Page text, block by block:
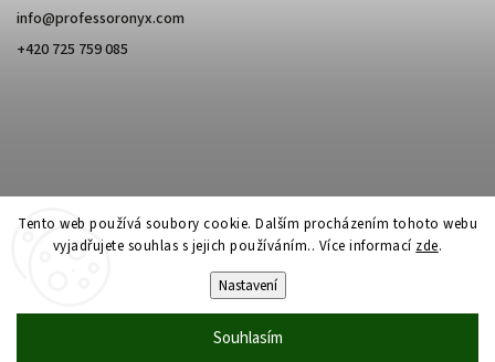
Tento web používá soubory cookie. Dalším procházením tohoto webu
vyjadřujete souhlas s jejich používáním.. Více informací zde.
Nastavení
Souhlasím
info@professoronyx.com
+420 725 759 085
Professor Onyx. Všechna práva vyhrazena.